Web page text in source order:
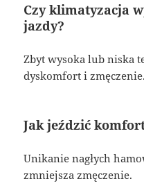
Czy klimatyzacja
jazdy?
Zbyt wysoka lub niska
dyskomfort i zmęczenie.
Jak jeździć
Unikanie nagłych
zmniejsza zmęczenie.